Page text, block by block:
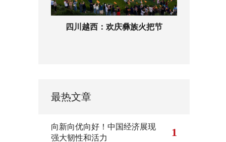
四川越西：欢庆彝族火把节
最热文章
向新向优向好！中国经济展现
强大韧性和活力
1